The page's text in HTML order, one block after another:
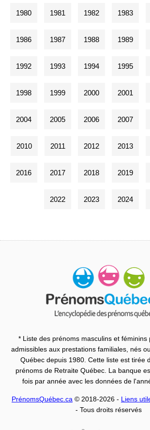
1980 1981 1982 1983
1986 1987 1988 1989
1992 1993 1994 1995
1998 1999 2000 2001
2004 2005 2006 2007
2010 2011 2012 2013
2016 2017 2018 2019
2022 2023 2024
* Liste des prénoms masculins et féminins
admissibles aux prestations familiales, nés
Québec depuis 1980. Cette liste est tirée
prénoms de Retraite Québec. La banque
fois par année avec les données de
PrénomsQuébec.ca © 2018-2026 - Liens
- Tous droits réservés